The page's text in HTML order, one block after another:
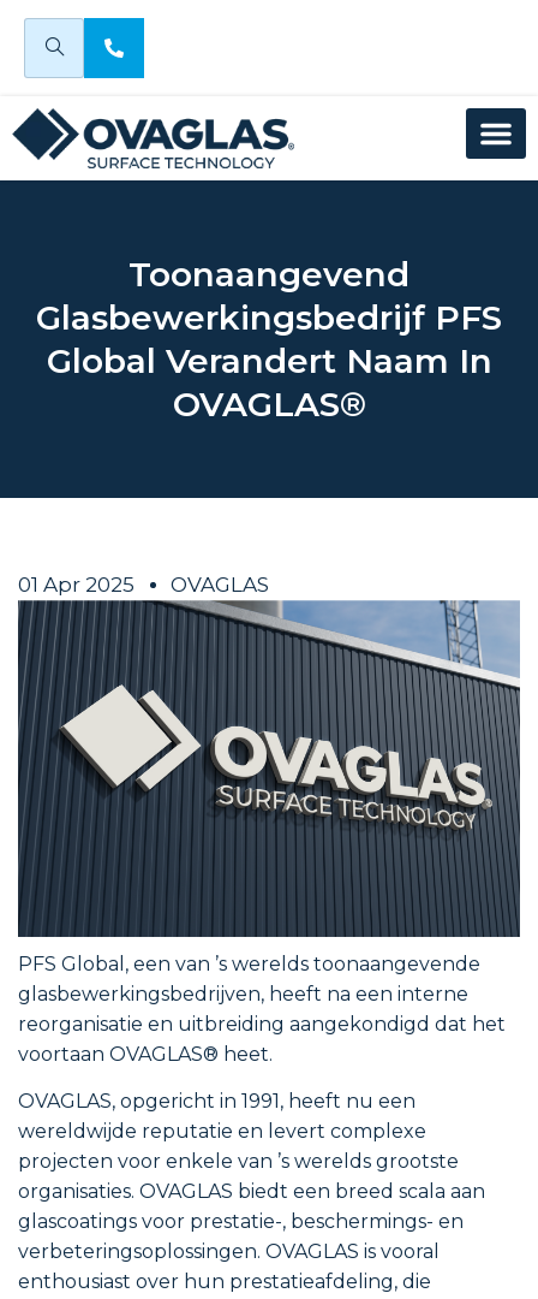
Toonaangevend
Glasbewerkingsbedrijf PFS
Global Verandert Naam In
OVAGLAS®
01 Apr 2025 OVAGLAS
PFS Global, een van ’s werelds toonaangevende
glasbewerkingsbedrijven, heeft na een interne
reorganisatie en uitbreiding aangekondigd dat het
voortaan OVAGLAS® heet.
OVAGLAS, opgericht in 1991, heeft nu een
wereldwijde reputatie en levert complexe
projecten voor enkele van ’s werelds grootste
organisaties. OVAGLAS biedt een breed scala aan
glascoatings voor prestatie-, beschermings- en
verbeteringsoplossingen. OVAGLAS is vooral
enthousiast over hun prestatieafdeling, die